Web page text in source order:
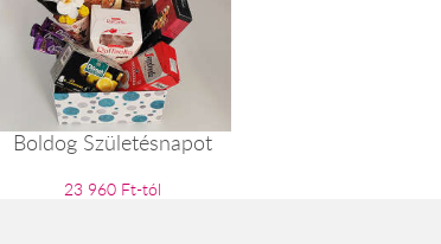
Boldog Születésnapot
23 960 Ft-tól